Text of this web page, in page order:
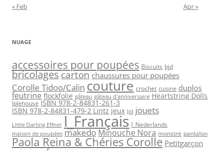
« Feb
Apr »
NUAGE
accessoires pour poupées Biscuits bjd
bricolagescarton chaussures pour poupées
Corolle Tidoo/Calin couture crochet cuisine duplos
feutrine flockfolie gâteau gâteau d'anniversaire Heartstring Dolls
Iplehouse ISBN 978-2-84831-261-3
ISBN 978-2-84831-479-2 Lintz jeux Jid jouets
Little Darling Effner l_Français l_Nederlands
maison de poupées makedo Minouche Nora monstre pantalon
Paola Reina & Chéries Corolle Petitgarçon